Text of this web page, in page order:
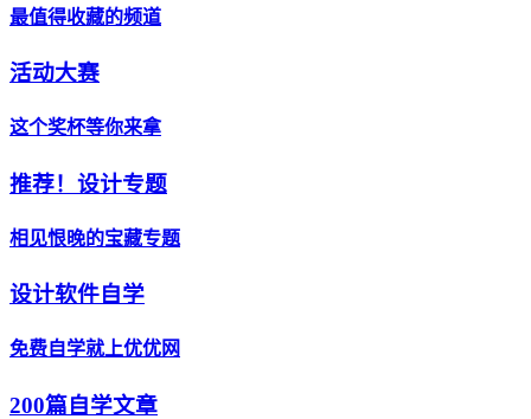
最值得收藏的频道
活动大赛
这个奖杯等你来拿
推荐！设计专题
相见恨晚的宝藏专题
设计软件自学
免费自学就上优优网
200篇自学文章